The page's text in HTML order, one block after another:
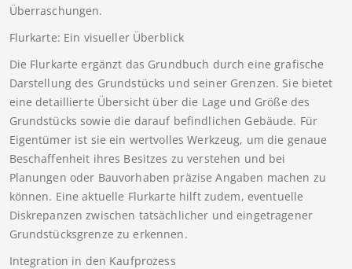
Überraschungen.
Flurkarte: Ein visueller Überblick
Die Flurkarte ergänzt das Grundbuch durch eine grafische
Darstellung des Grundstücks und seiner Grenzen. Sie bietet
eine detaillierte Übersicht über die Lage und Größe des
Grundstücks sowie die darauf befindlichen Gebäude. Für
Eigentümer ist sie ein wertvolles Werkzeug, um die genaue
Beschaffenheit ihres Besitzes zu verstehen und bei
Planungen oder Bauvorhaben präzise Angaben machen zu
können. Eine aktuelle Flurkarte hilft zudem, eventuelle
Diskrepanzen zwischen tatsächlicher und eingetragener
Grundstücksgrenze zu erkennen.
Integration in den Kaufprozess